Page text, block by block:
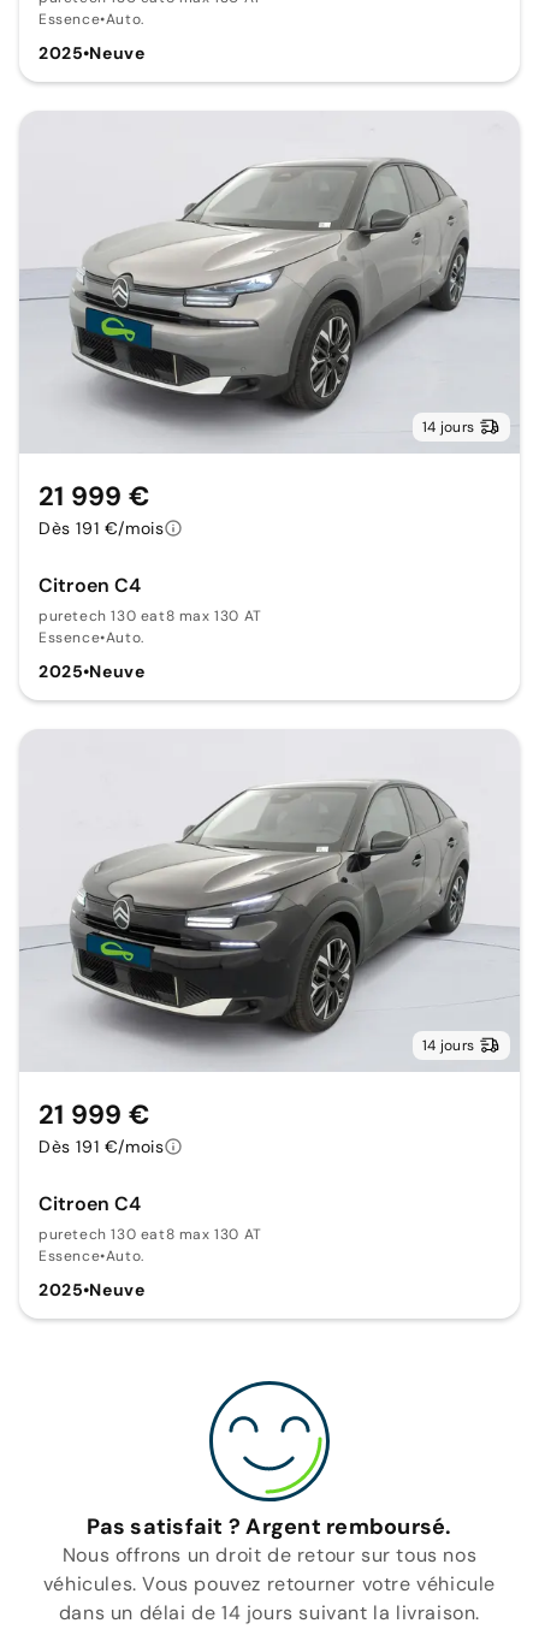
Essence•Auto.
2025•Neuve
14 jours
Citroen C4
puretech 130 eat8 max 130 AT
Essence•Auto.
2025•Neuve
21 999 €
Dès 191 €/mois
14 jours
Citroen C4
puretech 130 eat8 max 130 AT
Essence•Auto.
2025•Neuve
21 999 €
Dès 191 €/mois
Pas satisfait ? Argent remboursé.
Nous offrons un droit de retour sur tous nos
véhicules. Vous pouvez retourner votre véhicule
dans un délai de 14 jours suivant la livraison.